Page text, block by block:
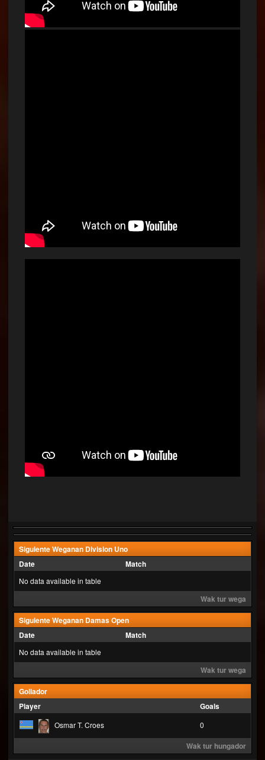
Siguiente Weganan Division Uno
Date
Match
No data available in table
Wak tur wega
Siguiente Weganan Damas Open
Date
Match
No data available in table
Wak tur wega
Goliador
Player
Goals
Osmar T. Croes 0
Wak tur hungador